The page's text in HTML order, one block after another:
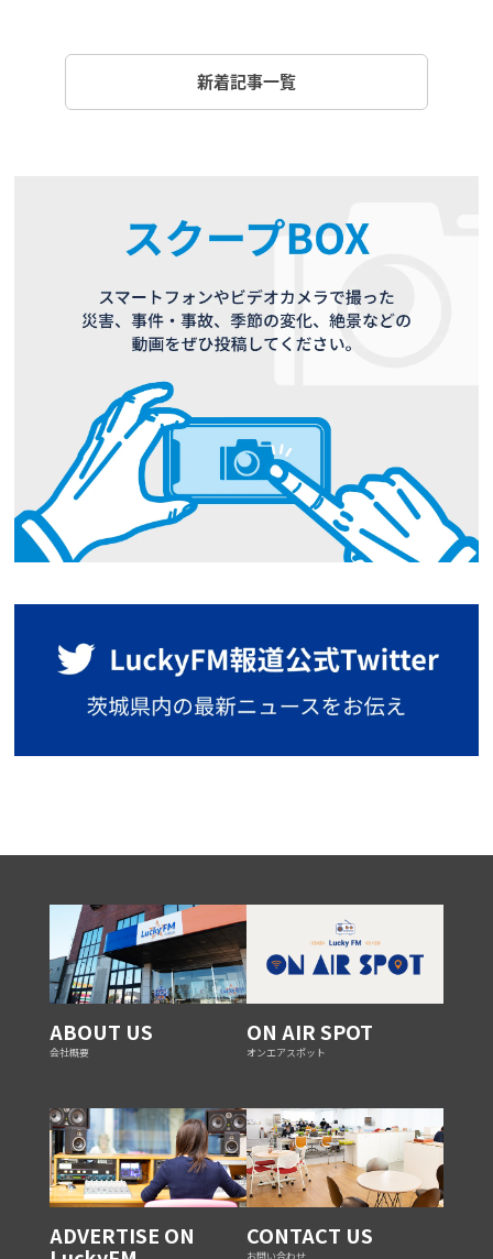
新着記事一覧
ABOUT US
会社概要
ON AIR SPOT
オンエアスポット
ADVERTISE ON CONTACT US